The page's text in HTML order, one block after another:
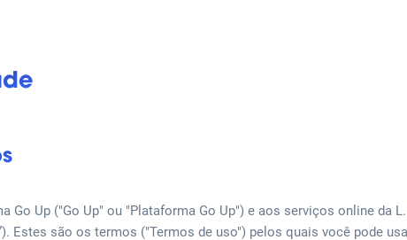
Go Up ("Go Up" ou "Plataforma Go Up") e aos serviços online da L.
Estes são os termos ("Termos de uso") pelos quais você pode